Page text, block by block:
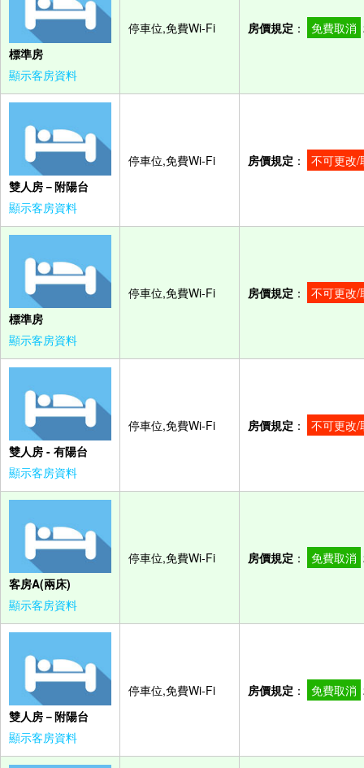
標準房
顯示客房資料
停車位,免費Wi-Fi 房價規定 ： 免費取消
雙人房－附陽台
顯示客房資料
停車位,免費Wi-Fi 房價規定 ： 不可更改/
標準房
顯示客房資料
停車位,免費Wi-Fi 房價規定 ： 不可更改/
雙人房 - 有陽台
顯示客房資料
停車位,免費Wi-Fi 房價規定 ： 不可更改/
客房A(兩床)
顯示客房資料
停車位,免費Wi-Fi 房價規定 ： 免費取消
雙人房－附陽台
顯示客房資料
停車位,免費Wi-Fi 房價規定 ： 免費取消